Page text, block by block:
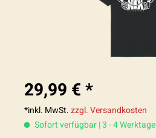
29,99 € *
*inkl. MwSt.zzgl. Versandkosten
Sofort verfügbar | 3 - 4 Werktage